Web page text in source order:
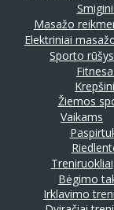
Masažo
Elektriniai
Sporto rūšys
Žiemos
Vaikams
Treniruokliai
Bėgimo
Irklavimo